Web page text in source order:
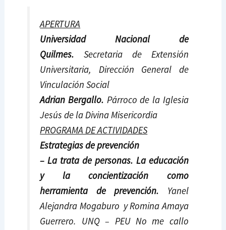
APERTURA
Universidad Nacional de
Quilmes.Secretaria de Extensión
Universitaria, Dirección General de
Vinculación Social
Adrian Bergallo. Párroco de la Iglesia
Jesús de la Divina Misericordia
PROGRAMA DE ACTIVIDADES
Estrategias de prevención
–La trata de personas. La educación
y la concientización como
herramienta de prevención. Yanel
Alejandra Mogaburo y Romina Amaya
Guerrero. UNQ – PEU No me callo